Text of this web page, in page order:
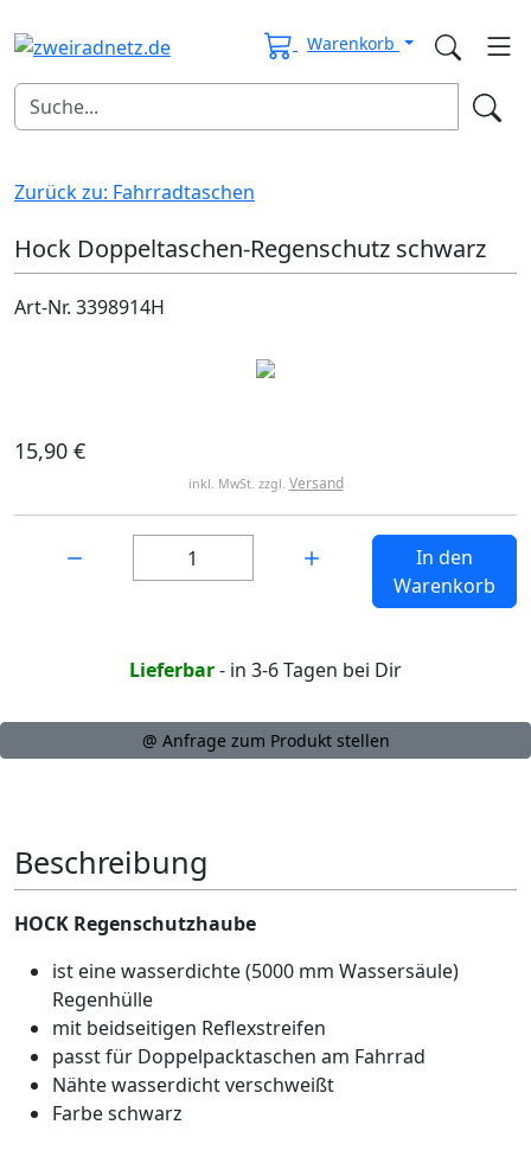
Warenkorb
Zurück zu: Fahrradtaschen
Hock Doppeltaschen-Regenschutz schwarz
Art-Nr. 3398914H
15,90 €
inkl. MwSt. zzgl. Versand
In den
Warenkorb
Lieferbar- in 3-6 Tagen bei Dir
@ Anfrage zum Produkt stellen
Beschreibung
HOCK Regenschutzhaube
ist eine wasserdichte (5000 mm Wassersäule)
Regenhülle
mit beidseitigen Reflexstreifen
passt für Doppelpacktaschen am Fahrrad
Nähte wasserdicht verschweißt
Farbe schwarz